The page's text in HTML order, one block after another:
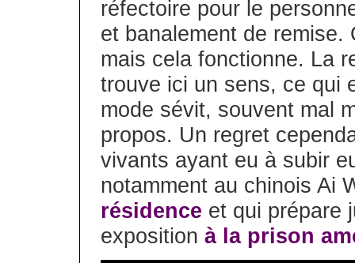
réfectoire pour le
et banalement de remise.
mais cela fonctionne. La
trouve ici un sens, ce qui
mode sévit, souvent mal
propos. Un regret
vivants ayant eu à subir
notamment au chinois Ai
résidence et qui prépare
exposition à la prison